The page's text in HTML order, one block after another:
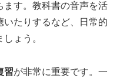
ます。教科書の音声を活
いたりするなど、日常的
ょう。
習が非常に重要です。一